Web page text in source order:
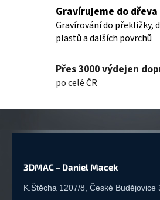
Gravírujeme do
Gravírování do překližky,
plastů a dalších povrchů
Přes 3000 výdejen
po celé ČR
3DMAC – Daniel Macek
K.Štěcha 1207/8, České Budějovice